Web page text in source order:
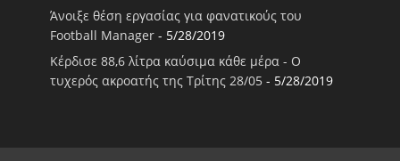
Άνοιξε θέση εργασίας για φανατικούς του
Football Μanager - 5/28/2019
Κέρδισε 88,6 λίτρα καύσιμα κάθε μέρα - Ο
τυχερός ακροατής της Τρίτης 28/05 - 5/28/2019